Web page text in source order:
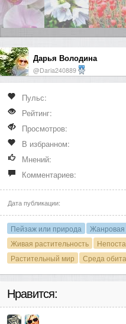
Дарья Володина
@Daria240889
Пульс:
Рейтинг:
Просмотров:
В избранном:
Мнений:
Комментариев:
Дата публикации:
Пейзаж или природа
Живая растительность
Растительный мир
Среда
Нравится: